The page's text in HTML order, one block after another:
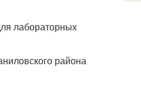
лабораторных
района